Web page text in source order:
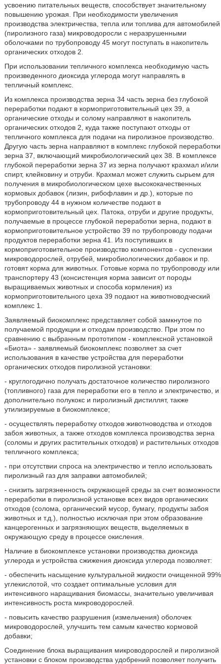
усвоению питательных веществ, способствует значительному
повышению урожая. При необходимости увеличения
производства электричества, тепла или топлива для автомобилей
(пиролизного газа) микроводоросли с неразрушенными
оболочками по трубопроводу 45 могут поступать в накопитель
органических отходов 2.
При использовании тепличного комплекса необходимую часть
произведенного диоксида углерода могут направлять в
тепличный комплекс.
Из комплекса производства зерна 34 часть зерна без глубокой
переработки подают в кормоприготовительный цех 39, а
органические отходы и солому направляют в накопитель
органических отходов 2, куда также поступают отходы от
тепличного комплекса для подачи на пиролизное производство.
Другую часть зерна направляют в комплекс глубокой переработки
зерна 37, включающий микробиологический цех 38. В комплексе
глубокой переработки зерна 37 из зерна получают крахмал и/или
спирт, клейковину и отруби. Крахмал может служить сырьем для
получения в микробиологическом цехе высококачественных
кормовых добавок (лизин, рибофлавин и др.), которые по
трубопроводу 44 в нужном количестве подают в
кормоприготовительный цех. Патока, отруби и другие продукты,
получаемые в процессе глубокой переработки зерна, подают в
кормоприготовительное устройство 39 по трубопроводу подачи
продуктов переработки зерна 41. Из поступивших в
кормоприготовительное производство компонентов - суспензии
микроводорослей, отрубей, микробиологических добавок и пр.
готовят корма для животных. Готовые корма по трубопроводу или
транспортеру 43 (консистенция корма зависит от породы
выращиваемых животных и способа кормления) из
кормоприготовительного цеха 39 подают на животноводческий
комплекс 1.
Заявляемый биокомплекс представляет собой замкнутое по
получаемой продукции и отходам производство. При этом по
сравнению с выбранным прототипом - комплексной установкой
«Биота» - заявляемый биокомплекс позволяет за счет
использования в качестве устройства для переработки
органических отходов пиролизной установки:
- круглогодично получать достаточное количество пиролизного
(топливного) газа для переработки его в тепло и электричество, и
дополнительно полукокс и пиролизный дистиллят, также
утилизируемые в биокомплексе;
- осуществлять переработку отходов животноводства и отходов
забоя животных, а также отходов комплекса производства зерна
(соломы и других растительных отходов) и растительных отходов
тепличного комплекса;
- при отсутствии спроса на электричество и тепло использовать
пиролизный газ для заправки автомобилей;
- снизить загрязненность окружающей среды за счет возможности
переработки в пиролизной установке всех видов органических
отходов (солома, органический мусор, бумагу, продукты забоя
животных и т.д.), полностью исключая при этом образование
канцерогенных и загрязняющих веществ, выделяемых в
окружающую среду в процессе окисления.
Наличие в биокомплексе установки производства диоксида
углерода и устройства сжижения диоксида углерода позволяет:
- обеспечить насыщение культуральной жидкости очищенной 99%
углекислотой, что создает оптимальные условия для
интенсивного наращивания биомассы, значительно увеличивая
интенсивность роста микроводорослей.
- повысить качество разрушения (измельчения) оболочек
микроводорослей, улучшить тем самым качество кормовой
добавки;
Соединение блока выращивания микроводорослей и пиролизной
установки с блоком производства удобрений позволяет получить